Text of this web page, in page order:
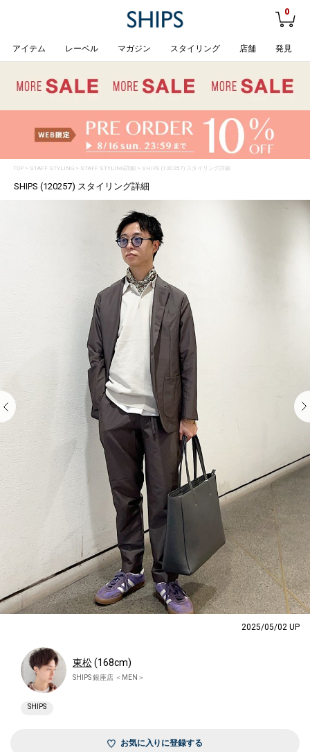
0
アイテム レーベル マガジン スタイリング 店舗 発見
TOP> STAFF STYLING> STAFF STYLING詳細 > SHIPS (120257) スタイリング詳細
SHIPS (120257) スタイリング詳細
2025/05/02 UP
東松(168cm)
SHIPS 銀座店 ＜MEN＞
SHIPS
お気に入りに登録する